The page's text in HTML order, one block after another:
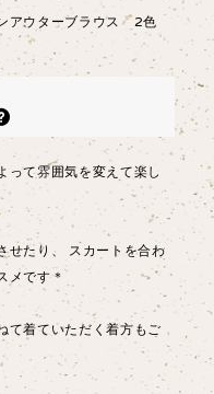
アウターブラウス 2色
って雰囲気を変えて楽し
せたり、 スカートを合わ
メです＊
て着ていただく着方もご